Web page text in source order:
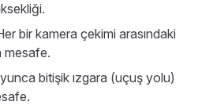
bir kamera çekimi arasındaki
mesafe.
bitişik ızgara (uçuş yolu)